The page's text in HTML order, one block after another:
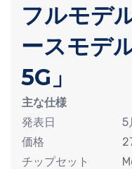
フルモデ
ースモデ
5G」
主な仕様
発表日
5
価格
チップセット